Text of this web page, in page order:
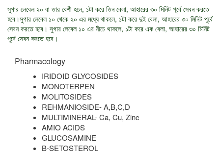
সুগার লেবেল ২০ বা তার বেশী হলে, ১টা করে তিন বেলা, আহারের ৩০ মিনিট পূর্বে সেবন করতে
হবে।সুগার লেবেল ১০ থেকে ২০ এর মধ্যে থাকলে, ১টা করে দুই বেলা, আহারের ৩০ মিনিট পূর্বে
সেবন করতে হবে। সুগার লেবেল ১০ এর নীচে থাকলে, ১টা করে এক বেলা, আহারের ৩০ মিনিট
পূর্বে সেবন করতে হবে।
Pharmacology
IRIDOID GLYCOSIDES
MONOTERPEN
MOLITOSIDES
REHMANIOSIDE- A,B,C,D
MULTIMINERAL- Ca, Cu, Zinc
AMIO ACIDS
GLUCOSAMINE
B-SETOSTEROL